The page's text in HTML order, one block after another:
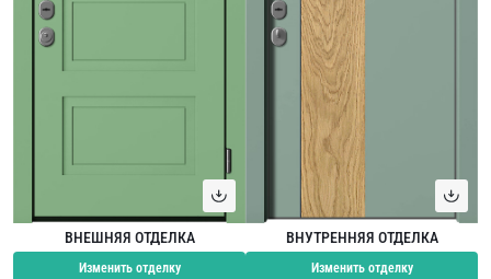
ВНЕШНЯЯ ОТДЕЛКА
Изменить отделку
ВНУТРЕННЯЯ ОТДЕЛКА
Изменить отделку